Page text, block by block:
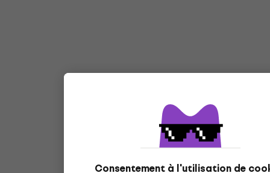
Consentement à l'utilisation de